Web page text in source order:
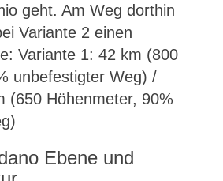
geht. Am Weg dorthin
Variante 2 einen
Variante 1: 42 km (800
unbefestigter Weg) /
(650 Höhenmeter, 90%
Ebene und